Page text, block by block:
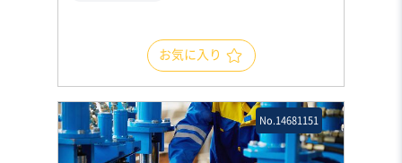
お気に入り
No.14681151